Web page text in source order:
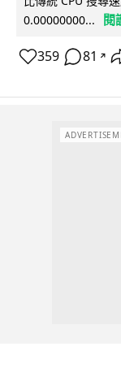
0.00000000...
閱
359 81 ↗